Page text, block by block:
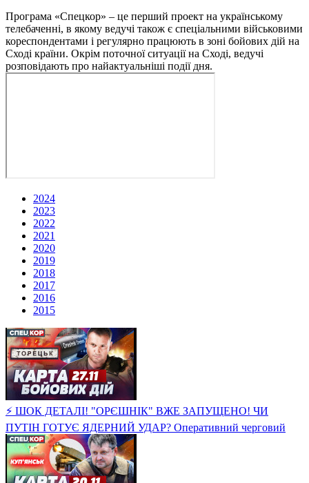
Програма «Спецкор» – це перший проект на українському
телебаченні, в якому ведучі також є спеціальними військовими
кореспондентами і регулярно працюють в зоні бойових дій на
Сході країни. Окрім поточної ситуації на Сході, ведучі
розповідають про найактуальніші події дня.
2024
2023
2022
2021
2020
2019
2018
2017
2016
2015
⚡ ШОК ДЕТАЛІ! "ОРЄШНІК" ВЖЕ ЗАПУЩЕНО! ЧИ
ПУТІН ГОТУЄ ЯДЕРНИЙ УДАР? Оперативний черговий